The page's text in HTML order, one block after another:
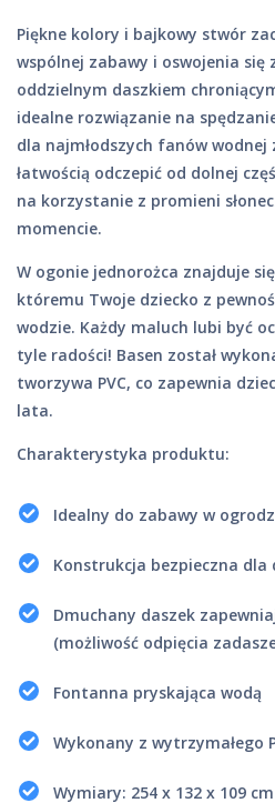
Piękne kolory i bajkowy stwór
wspólnej zabawy i oswojenia się
oddzielnym daszkiem
idealne rozwiązanie na
dla najmłodszych fanów wodnej
łatwością odczepić od dolnej
na korzystanie z promieni
momencie.
W ogonie jednorożca znajduje
któremu Twoje dziecko z
wodzie. Każdy maluch lubi być
tyle radości! Basen został
tworzywa PVC, co zapewnia
lata.
Charakterystyka produktu:
Idealny do zabawy w
Konstrukcja bezpieczna dla
Dmuchany daszek
(możliwość odpięcia
Fontanna pryskająca wodą
Wykonany z wytrzymałego
Wymiary: 254 x 132 x 109 cm